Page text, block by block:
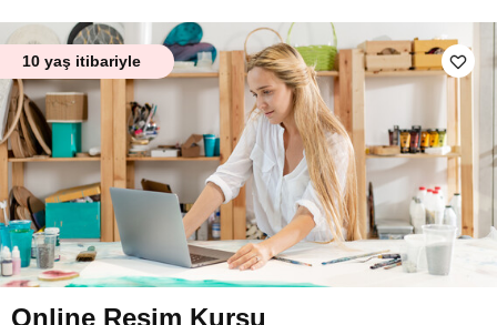
10 yaş itibariyle
Online Resim Kursu